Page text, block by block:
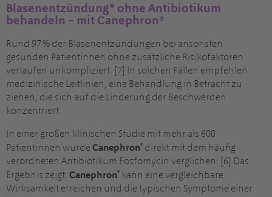
Blasenentzündung* ohne Antibiotikum
behandeln – mit Canephron®
Rund 97 % der Blasenentzündungen bei ansonsten
gesunden Patientinnen ohne zusätzliche Risikofaktoren
verlaufen unkompliziert. [7] In solchen Fällen empfehlen
medizinische Leitlinien, eine Behandlung in Betracht zu
ziehen, die sich auf die Linderung der Beschwerden
konzentriert.
In einer großen klinischen Studie mit mehr als 600
Patientinnen wurde Canephron® direkt mit dem häufig
verordneten Antibiotikum Fosfomycin verglichen. [6] Das
Ergebnis zeigt: Canephron® kann eine vergleichbare
Wirksamkeit erreichen und die typischen Symptome einer